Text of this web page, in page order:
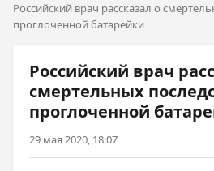
Российский врач рассказал о
проглоченной батарейки
Российский врач
смертельных
проглоченной
29 мая 2020, 18:07